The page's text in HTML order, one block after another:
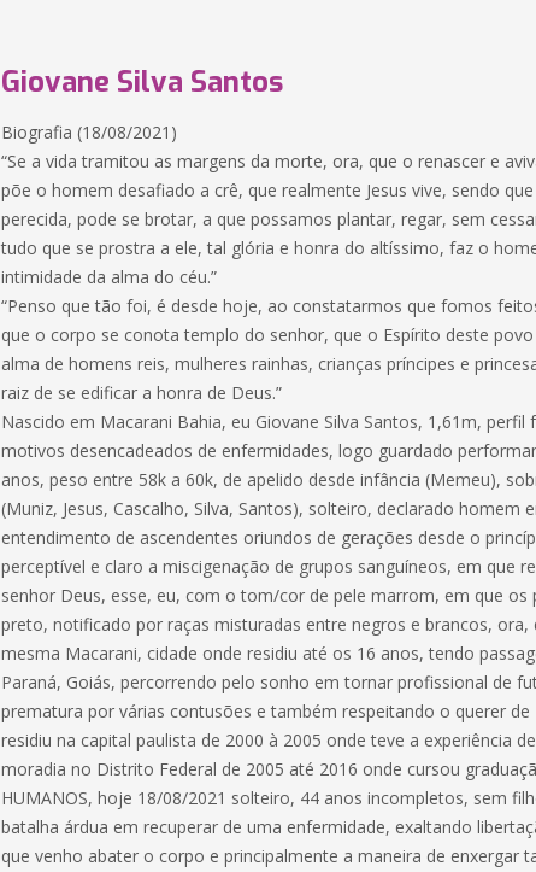
Giovane Silva Santos
Biografia (18/08/2021)
“Se a vida tramitou as margens da morte, ora, que o renascer e
põe o homem desafiado a crê, que realmente Jesus vive, sendo
perecida, pode se brotar, a que possamos plantar, regar, sem
tudo que se prostra a ele, tal glória e honra do altíssimo, faz o
intimidade da alma do céu.”
“Penso que tão foi, é desde hoje, ao constatarmos que fomos
que o corpo se conota templo do senhor, que o Espírito deste
alma de homens reis, mulheres rainhas, crianças príncipes e
raiz de se edificar a honra de Deus.”
Nascido em Macarani Bahia, eu Giovane Silva Santos, 1,61m,
motivos desencadeados de enfermidades, logo guardado
anos, peso entre 58k a 60k, de apelido desde infância (Memeu),
(Muniz, Jesus, Cascalho, Silva, Santos), solteiro, declarado homem
entendimento de ascendentes oriundos de gerações desde o
perceptível e claro a miscigenação de grupos sanguíneos, em que
senhor Deus, esse, eu, com o tom/cor de pele marrom, em que os
preto, notificado por raças misturadas entre negros e brancos, ora,
mesma Macarani, cidade onde residiu até os 16 anos, tendo
Paraná, Goiás, percorrendo pelo sonho em tornar profissional de
prematura por várias contusões e também respeitando o querer de
residiu na capital paulista de 2000 à 2005 onde teve a experiência
moradia no Distrito Federal de 2005 até 2016 onde cursou
HUMANOS, hoje 18/08/2021 solteiro, 44 anos incompletos, sem
batalha árdua em recuperar de uma enfermidade, exaltando
que venho abater o corpo e principalmente a maneira de enxergar